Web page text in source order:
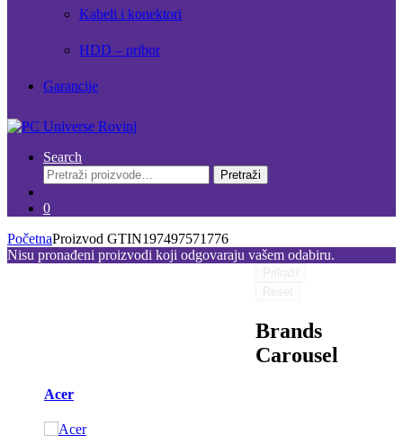
Kabeli i konektori
HDD – pribor
Garancije
Search
Pretraži:
Pretraži
0
PočetnaProizvod GTIN197497571776
Nisu pronađeni proizvodi koji odgovaraju vašem odabiru.
Brands
Carousel
Acer